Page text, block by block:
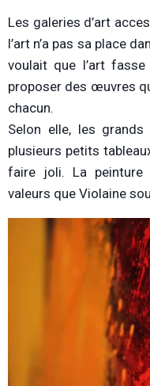
Les galeries d’art
l’art n’a pas sa place
voulait que l’art
proposer des œuvres
chacun.
Selon elle, les
plusieurs petits
faire joli. La peinture
valeurs que Violaine